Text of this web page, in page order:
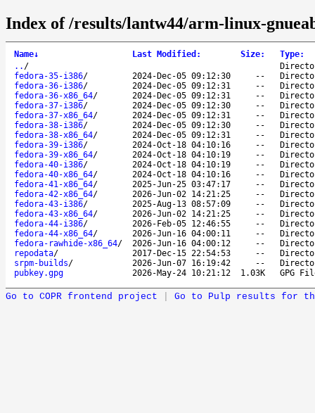
Index of /results/lantw44/arm-linux-
Name↓ Last Modified : Size: Type:
.. /
fedora-35-i386/ 2024-Dec-05 09:12:30 --
fedora-36-i386/ 2024-Dec-05 09:12:31 --
fedora-36-x86_64/ 2024-Dec-05 09:12:31 --
fedora-37-i386/ 2024-Dec-05 09:12:30 --
fedora-37-x86_64/ 2024-Dec-05 09:12:31 --
fedora-38-i386/ 2024-Dec-05 09:12:30 --
fedora-38-x86_64/ 2024-Dec-05 09:12:31 --
fedora-39-i386/ 2024-Oct-18 04:10:16 --
fedora-39-x86_64/ 2024-Oct-18 04:10:19 --
fedora-40-i386/ 2024-Oct-18 04:10:19 --
fedora-40-x86_64/ 2024-Oct-18 04:10:16 --
fedora-41-x86_64/ 2025-Jun-25 03:47:17 --
fedora-42-x86_64/ 2026-Jun-02 14:21:25 --
fedora-43-i386/ 2025-Aug-13 08:57:09 --
fedora-43-x86_64/ 2026-Jun-02 14:21:25 --
fedora-44-i386/ 2026-Feb-05 12:46:55 --
fedora-44-x86_64/ 2026-Jun-16 04:00:11 --
fedora-rawhide-x86_64/ 2026-Jun-16 04:00:12 --
repodata/ 2017-Dec-15 22:54:53 --
srpm-builds/ 2026-Jun-07 16:19:42 --
pubkey.gpg
2026-May-24 10:21:12 1.03K GPG
Go to COPR frontend project Go to Pulp results for